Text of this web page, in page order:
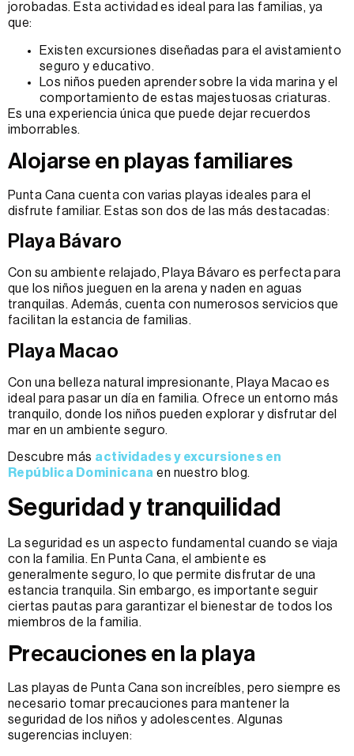
jorobadas. Esta actividad es ideal para las familias, ya
que:
Existen excursiones diseñadas para el avistamiento
seguro y educativo.
Los niños pueden aprender sobre la vida marina y el
comportamiento de estas majestuosas criaturas.
Es una experiencia única que puede dejar recuerdos
imborrables.
Alojarse en playas familiares
Punta Cana cuenta con varias playas ideales para el
disfrute familiar. Estas son dos de las más destacadas:
Playa Bávaro
Con su ambiente relajado, Playa Bávaro es perfecta para
que los niños jueguen en la arena y naden en aguas
tranquilas. Además, cuenta con numerosos servicios que
facilitan la estancia de familias.
Playa Macao
Con una belleza natural impresionante, Playa Macao es
ideal para pasar un día en familia. Ofrece un entorno más
tranquilo, donde los niños pueden explorar y disfrutar del
mar en un ambiente seguro.
Descubre más actividades y excursiones en
República Dominicana en nuestro blog.
Seguridad y tranquilidad
La seguridad es un aspecto fundamental cuando se viaja
con la familia. En Punta Cana, el ambiente es
generalmente seguro, lo que permite disfrutar de una
estancia tranquila. Sin embargo, es importante seguir
ciertas pautas para garantizar el bienestar de todos los
miembros de la familia.
Precauciones en la playa
Las playas de Punta Cana son increíbles, pero siempre es
necesario tomar precauciones para mantener la
seguridad de los niños y adolescentes. Algunas
sugerencias incluyen: